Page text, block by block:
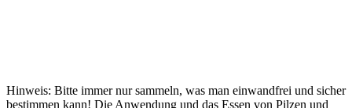
Hinweis: Bitte immer nur sammeln, was man einwandfrei und sicher
bestimmen kann! Die Anwendung und das Essen von Pilzen und